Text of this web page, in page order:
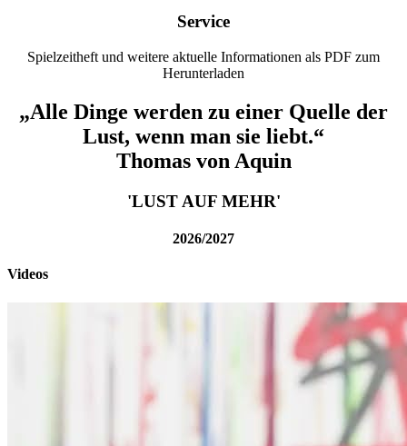
Service
Spielzeitheft und weitere aktuelle Informationen als PDF zum
Herunterladen
„Alle Dinge werden zu einer Quelle der
Lust, wenn man sie liebt.“
Thomas von Aquin
'LUST AUF MEHR'
2026/2027
Videos